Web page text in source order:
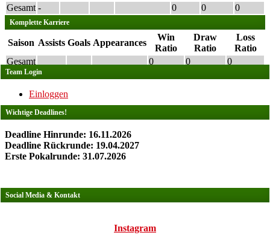
Gesamt - 0 0 0
Komplette Karriere
Saison Assists Goals Appearances
Win
Ratio
Draw
Ratio
Loss
Ratio
Gesamt
0 0 0
Team Login
Einloggen
Wichtige Deadlines!
Deadline Hinrunde: 16.11.2026
Deadline Rückrunde: 19.04.2027
Erste Pokalrunde: 31.07.2026
Social Media & Kontakt
Instagram